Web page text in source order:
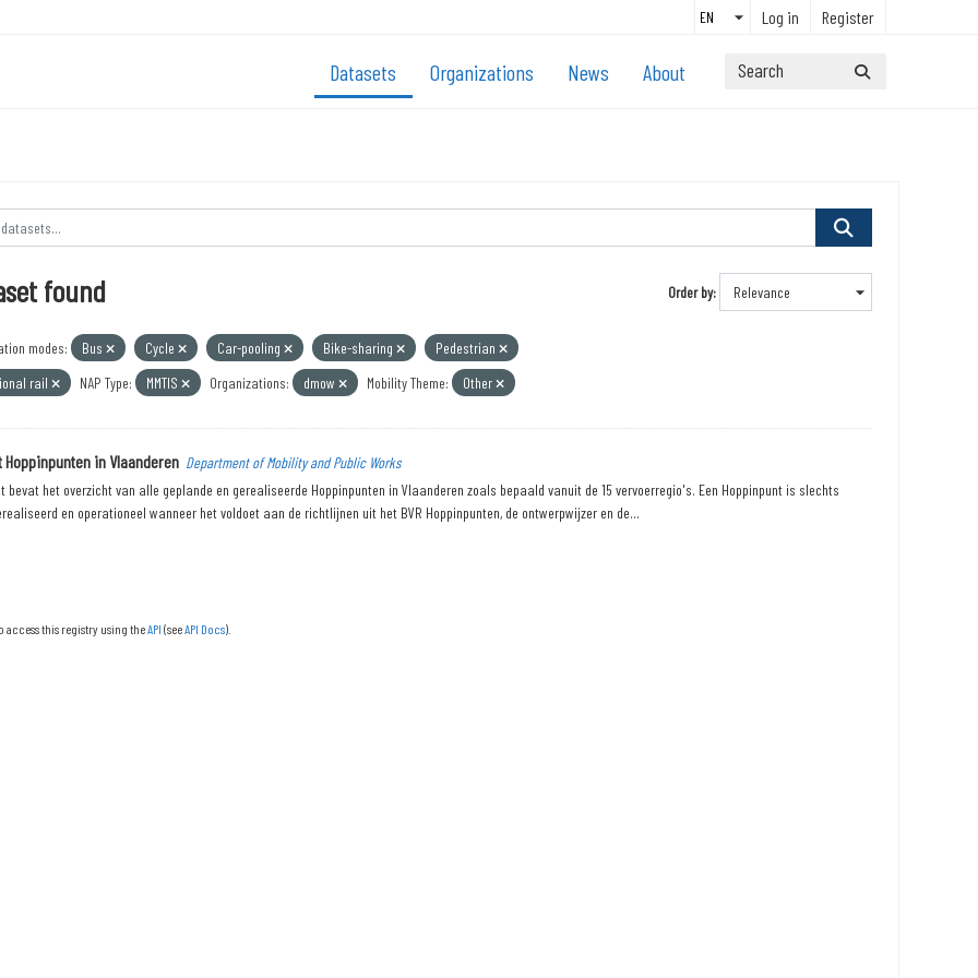
Log in Register
Datasets Organizations News About
Order by
found
modes: Bus Cycle Car-pooling Bike-sharing
Pedestrian
rail
NAP Type: MMTIS Organizations: dmow Mobility Theme: Other
Hoppinpunten in Vlaanderen Department of Mobility and Public Works
bevat het overzicht van alle geplande en gerealiseerde Hoppinpunten in Vlaanderen zoals bepaald vanuit de 15 vervoerregio's. Een Hoppinpunt is slechts
en operationeel wanneer het voldoet aan de richtlijnen uit het BVR Hoppinpunten, de ontwerpwijzer en de...
access this registry using theAPI (seeAPI Docs).